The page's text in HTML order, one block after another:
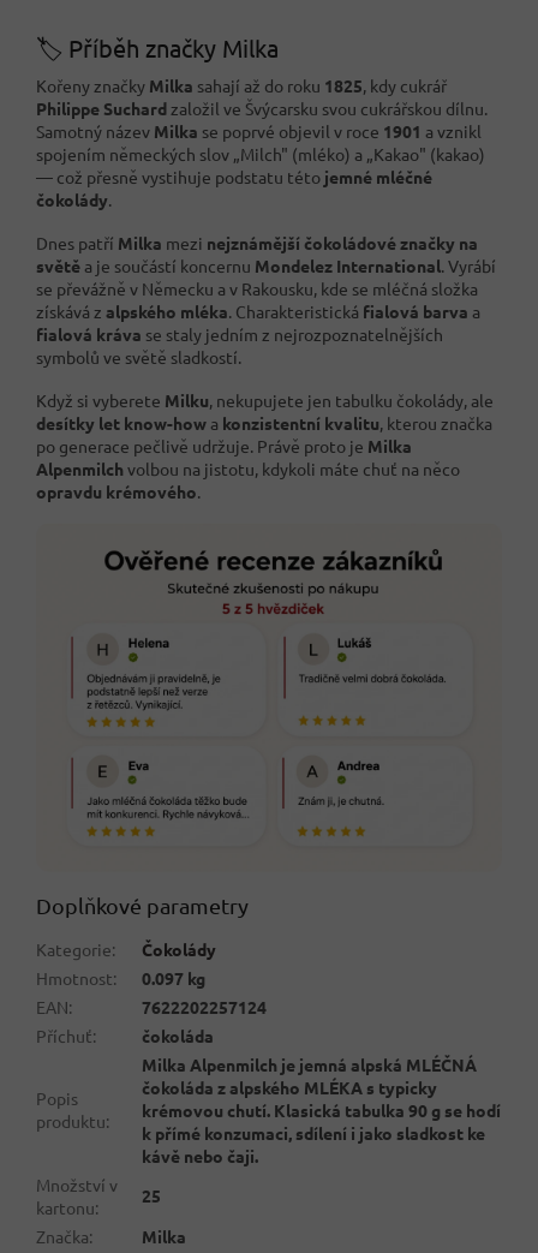
🏷️ Příběh značky Milka
Kořeny značky Milka sahají až do roku 1825, kdy cukrář
Philippe Suchard založil ve Švýcarsku svou cukrářskou dílnu.
Samotný název Milka se poprvé objevil v roce 1901 a vznikl
spojením německých slov „Milch" (mléko) a „Kakao" (kakao)
— což přesně vystihuje podstatu této jemné mléčné
čokolády.
Dnes patří Milka mezi nejznámější čokoládové značky na
světě a je součástí koncernu Mondelez International. Vyrábí
se převážně v Německu a v Rakousku, kde se mléčná složka
získává z alpského mléka. Charakteristická fialová barva a
fialová kráva se staly jedním z nejrozpoznatelnějších
symbolů ve světě sladkostí.
Když si vyberete Milku, nekupujete jen tabulku čokolády, ale
desítky let know-how a konzistentní kvalitu, kterou značka
po generace pečlivě udržuje. Právě proto je Milka
Alpenmilch volbou na jistotu, kdykoli máte chuť na něco
opravdu krémového.
Doplňkové parametry
Kategorie:
Čokolády
Hmotnost:
0.097 kg
EAN:
7622202257124
Příchuť: čokoláda
Popis
produktu:
Milka Alpenmilch je jemná alpská MLÉČNÁ
čokoláda z alpského MLÉKA s typicky
krémovou chutí. Klasická tabulka 90 g se hodí
k přímé konzumaci, sdílení i jako sladkost ke
kávě nebo čaji.
Množství v
kartonu:
25
Značka:
Milka